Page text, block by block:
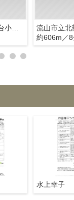
流山市立江戸川台小学校
流山市立北
約606m／
水上幸子